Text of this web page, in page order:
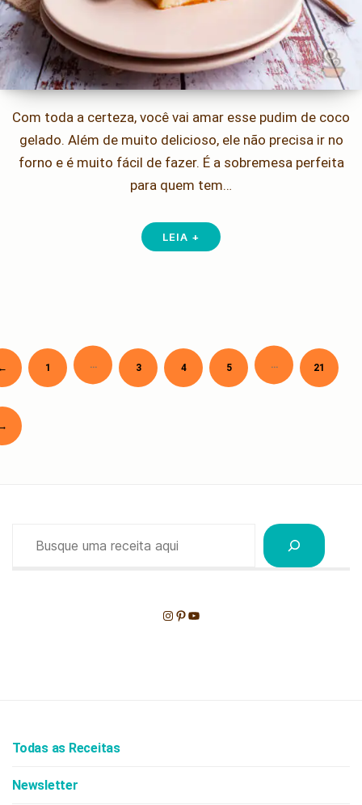
Com toda a certeza, você vai amar esse pudim de coco
gelado. Além de muito delicioso, ele não precisa ir no
forno e é muito fácil de fazer. É a sobremesa perfeita
para quem tem…
LEIA +
Paginação
de
posts
Newer 1 … 3 4 5 … 21
Instagram
Pinterest
Youtube
Todas as Receitas
Newsletter